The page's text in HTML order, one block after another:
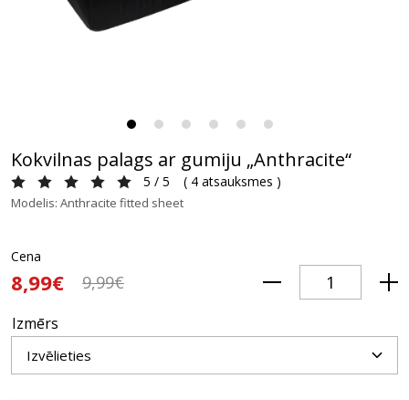
Kokvilnas palags ar gumiju „Anthracite“
5 / 5 ( 4 atsauksmes )
Modelis: Anthracite fitted sheet
Cena
8,99€ 9,99€
Izmērs